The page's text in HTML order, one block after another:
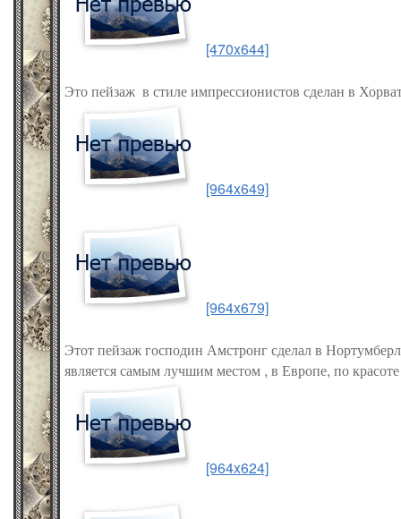
[470x644]
Это пейзаж в стиле импрессионистов сделан в
[964x649]
[964x679]
Этот пейзаж господин Амстронг сделал в
является самым лучшим местом , в Европе, по
[964x624]